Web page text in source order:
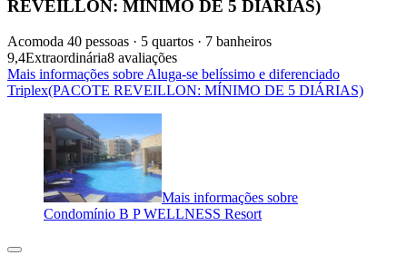
REVEILLON: MÍNIMO DE 5 DIÁRIAS)
Acomoda 40 pessoas · 5 quartos · 7 banheiros
9,4Extraordinária8 avaliações
Mais informações sobre Aluga-se belíssimo e diferenciado
Triplex(PACOTE REVEILLON: MÍNIMO DE 5 DIÁRIAS)
Mais informações sobre
Condomínio B P WELLNESS Resort